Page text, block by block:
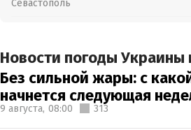
Севастополь
Новости погоды Украины
Без сильной жары: с
начнется следующая
9 августа, 08:00 313